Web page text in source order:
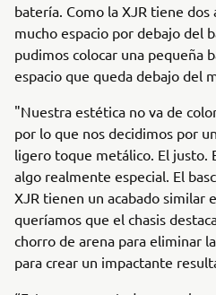
batería. Como la XJR tiene
mucho espacio por debajo del
pudimos colocar una pequeña
espacio que queda debajo del
"Nuestra estética no va de
por lo que nos decidimos por
ligero toque metálico. El justo.
algo realmente especial. El
XJR tienen un acabado similar
queríamos que el chasis
chorro de arena para eliminar
para crear un impactante